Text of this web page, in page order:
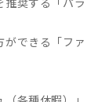
推奨する「パラ
ができる「ファ